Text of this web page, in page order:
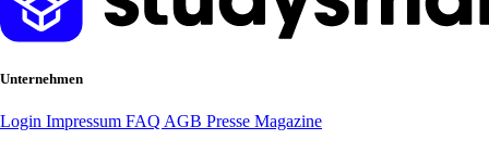
Unternehmen
Login Impressum FAQ AGB Presse Magazine